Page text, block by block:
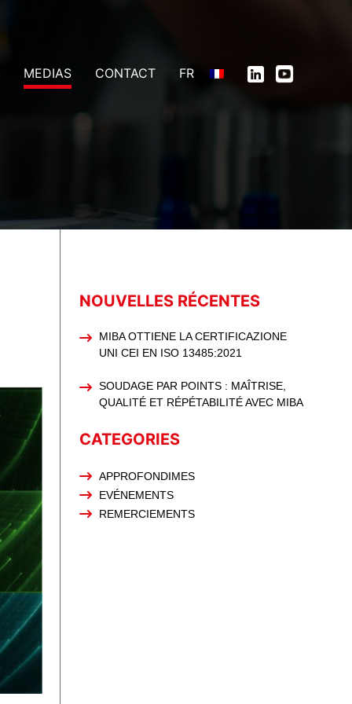
MEDIAS CONTACT FR
NOUVELLES RÉCENTES
MIBA OTTIENE LA CERTIFICAZIONE
UNI CEI EN ISO 13485:2021
SOUDAGE PAR POINTS : MAÎTRISE,
QUALITÉ ET RÉPÉTABILITÉ AVEC MIBA
CATEGORIES
APPROFONDIMES
EVÉNEMENTS
REMERCIEMENTS